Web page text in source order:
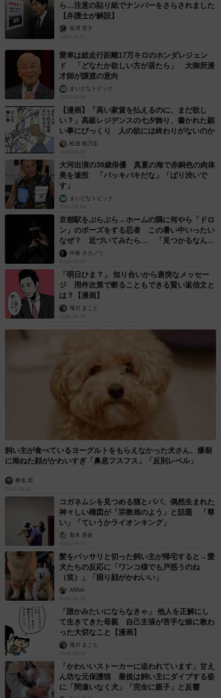
ら…注意の貼り紙でナンバーをさらされました
【弁護士が解説】
長澤 芳子
2026.08.07
愛車は総走行距離17万キロのホンダレジェン
ド 「どなたか欲しい方が居たら」 大御所漫
才師が譲渡の意向
まいどなトピック
2026.08.06
【漫画】「高い家賃を払えるのに、まだ欲し
い？」高級レジデンスの七夕飾り、書かれた願
い事にびっくり 人の欲には終わりがないのか
松波 穂乃圭
2026.08.06
大河出演の39歳俳優 真夏の海で赤銅色の肉体
美を連投 「バッキバキだな」「ばり渋いで
す」
まいどなトピック
2026.08.06
京都駅をぶらぶら→ホームの隅に何やら「ドロ
ン」のポーズをする忍者 この暑い中いったい
なぜ？ 近づいてみたら… 「見つかるなんて
未熟」中将 タカノリ
2026.08.06
「明日ひま？」 知り合いから唐突なメッセー
ジ 用件次第で断ることもできる賢い返信文と
は？【漫画】
海川 まこと
2026.08.06
飼い主が食べているヨーグルトをもらえなかった犬さん、爆裂
に拗ねた顔がかわいすぎ「鼻息フスフス」「反則レベル」
椎名 碧
2026.08.06
コガネムシを見つめる猫とパパ、偶然生まれた
神々しい構図が「宗教画のよう」と話題 「尊
い」「ていうかライオンキング」
梨木 香奈
2026.08.06
髪をバッサリと切った飼い主が帰宅すると→愛
犬たちの反応に「ワンコ様でも戸惑うのね
（笑）」「困り顔がかわいい」
ANNA
2026.08.06
「誰かみたいにならなきゃ」 他人を正解にし
て生きてきた母親 自己主張が苦手な娘に教わ
った大切なこと【漫画】
海川 まこと
2026.08.06
「かわいいストーカーに追われています」甘え
ん坊な元保護猫 最後は飼い主にダイブする姿
に「間違いなく犬」「完全に親子」と反響